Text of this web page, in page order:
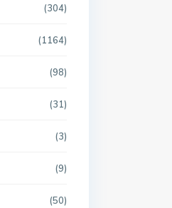
(304)
(1164)
(98)
(31)
(3)
(9)
(50)